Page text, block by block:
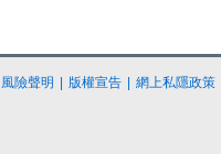
風險聲明 版權宣告
網上私隱政策